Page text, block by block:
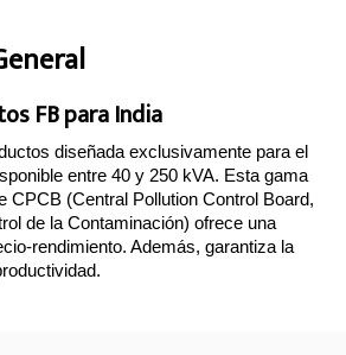
FB para India
diseñada exclusivamente para el
entre 40 y 250 kVA. Esta gama
CPCB (Central Pollution Control Board,
de la Contaminación) ofrece una
rendimiento. Además, garantiza la